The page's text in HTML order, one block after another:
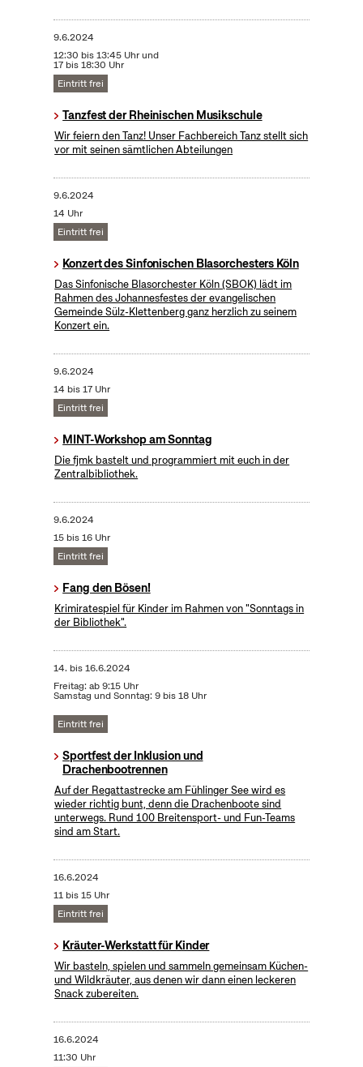
9.6.2024
12:30 bis 13:45 Uhr und
17 bis 18:30 Uhr
Eintritt frei
Tanzfest der Rheinischen Musikschule
Wir feiern den Tanz! Unser Fachbereich Tanz stellt sich
vor mit seinen sämtlichen Abteilungen
9.6.2024
14 Uhr
Eintritt frei
Konzert des Sinfonischen Blasorchesters Köln
Das Sinfonische Blasorchester Köln (SBOK) lädt im
Rahmen des Johannesfestes der evangelischen
Gemeinde Sülz-Klettenberg ganz herzlich zu seinem
Konzert ein.
9.6.2024
14 bis 17 Uhr
Eintritt frei
MINT-Workshop am Sonntag
Die fjmk bastelt und programmiert mit euch in der
Zentralbibliothek.
9.6.2024
15 bis 16 Uhr
Eintritt frei
Fang den Bösen!
Krimiratespiel für Kinder im Rahmen von "Sonntags in
der Bibliothek".
14. bis16.6.2024
Freitag: ab 9:15 Uhr
Samstag und Sonntag: 9 bis 18 Uhr
Eintritt frei
Sportfest der Inklusion und
Drachenbootrennen
Auf der Regattastrecke am Fühlinger See wird es
wieder richtig bunt, denn die Drachenboote sind
unterwegs. Rund 100 Breitensport- und Fun-Teams
sind am Start.
16.6.2024
11 bis 15 Uhr
Eintritt frei
Kräuter-Werkstatt für Kinder
Wir basteln, spielen und sammeln gemeinsam Küchen-
und Wildkräuter, aus denen wir dann einen leckeren
Snack zubereiten.
16.6.2024
11:30 Uhr